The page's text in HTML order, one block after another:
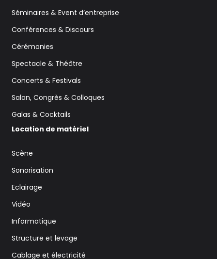
Séminaires & Event d’entreprise
Conférences & Discours
Cérémonies
Spectacle & Théâtre
Concerts & Festivals
Salon, Congrès & Colloques
Galas & Cocktails
Location de matériel
Scène
Sonorisation
Eclairage
Vidéo
Informatique
Structure et levage
Cablage et électricité